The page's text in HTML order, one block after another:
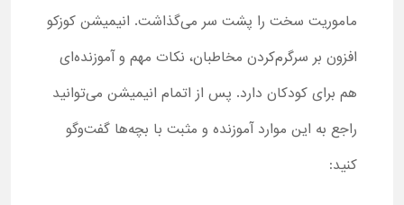
ماموریت سخت را پشت سر می‌گذاشت. انیمیشن کوزکو
افزون بر سرگرم‌کردن مخاطبان، نکات مهم و آموزنده‌ای
هم برای کودکان دارد. پس از اتمام انیمیشن می‌توانید
راجع به این موارد آموزنده و مثبت با بچه‌ها گفت‌وگو
کنید: